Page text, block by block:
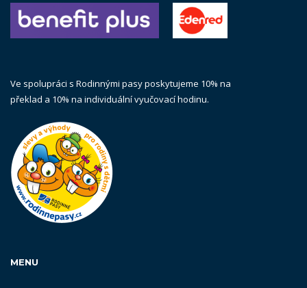
Ve spolupráci s Rodinnými pasy poskytujeme 10% na
překlad a 10% na individuální vyučovací hodinu.
MENU